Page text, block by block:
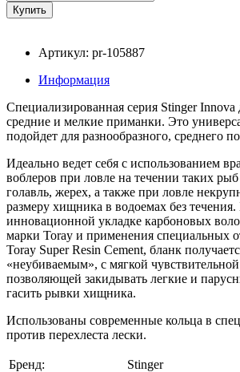
Артикул: pr-105887
Информация
Специализированная серия Stinger Innova
средние и мелкие приманки. Это
подойдет для разнообразного, среднего
Идеально ведет себя с использованием
воблеров при ловле на течении таких
голавль, жерех, а также при ловле
размеру хищника в водоемах без течения.
инновационной укладке карбоновых
марки Toray и применения специальных
Toray Super Resin Cement, бланк
«неубиваемым», с мягкой
позволяющей закидывать легкие и
гасить рывки хищника.
Использованы современные кольца в
против перехлеста лески.
Бренд:
Stinger